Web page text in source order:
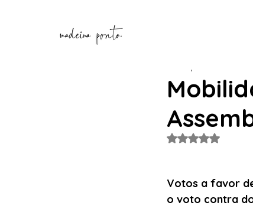
Avaliado com
Votos a favor de
o voto contra do